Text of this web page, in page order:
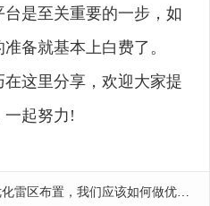
是至关重要的一步，如
备就基本上白费了。
在这里分享，欢迎大家提
一起努力!
雷区布置，我们应该如何做优化-